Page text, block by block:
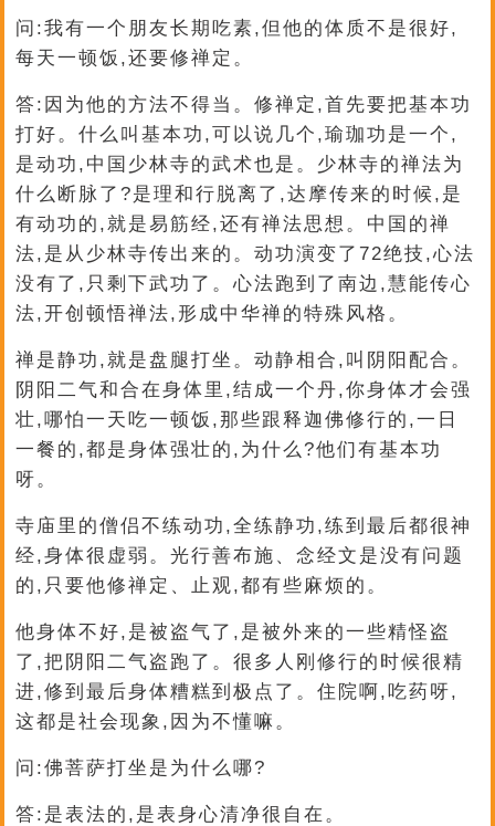
问:我有一个朋友长期吃素,但他的体质不是很好,
每天一顿饭,还要修禅定。
答:因为他的方法不得当。修禅定,首先要把基本功
打好。什么叫基本功,可以说几个,瑜珈功是一个,
是动功,中国少林寺的武术也是。少林寺的禅法为
什么断脉了?是理和行脱离了,达摩传来的时候,是
有动功的,就是易筋经,还有禅法思想。中国的禅
法,是从少林寺传出来的。动功演变了72绝技,心法
没有了,只剩下武功了。心法跑到了南边,慧能传心
法,开创顿悟禅法,形成中华禅的特殊风格。
禅是静功,就是盘腿打坐。动静相合,叫阴阳配合。
阴阳二气和合在身体里,结成一个丹,你身体才会强
壮,哪怕一天吃一顿饭,那些跟释迦佛修行的,一日
一餐的,都是身体强壮的,为什么?他们有基本功
呀。
寺庙里的僧侣不练动功,全练静功,练到最后都很神
经,身体很虚弱。光行善布施、念经文是没有问题
的,只要他修禅定、止观,都有些麻烦的。
他身体不好,是被盗气了,是被外来的一些精怪盗
了,把阴阳二气盗跑了。很多人刚修行的时候很精
进,修到最后身体糟糕到极点了。住院啊,吃药呀,
这都是社会现象,因为不懂嘛。
问:佛菩萨打坐是为什么哪?
答:是表法的,是表身心清净很自在。